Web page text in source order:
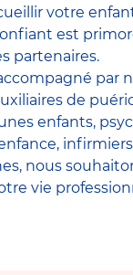
votre
est
partenaires.
par
de
enfants,
nous
vie